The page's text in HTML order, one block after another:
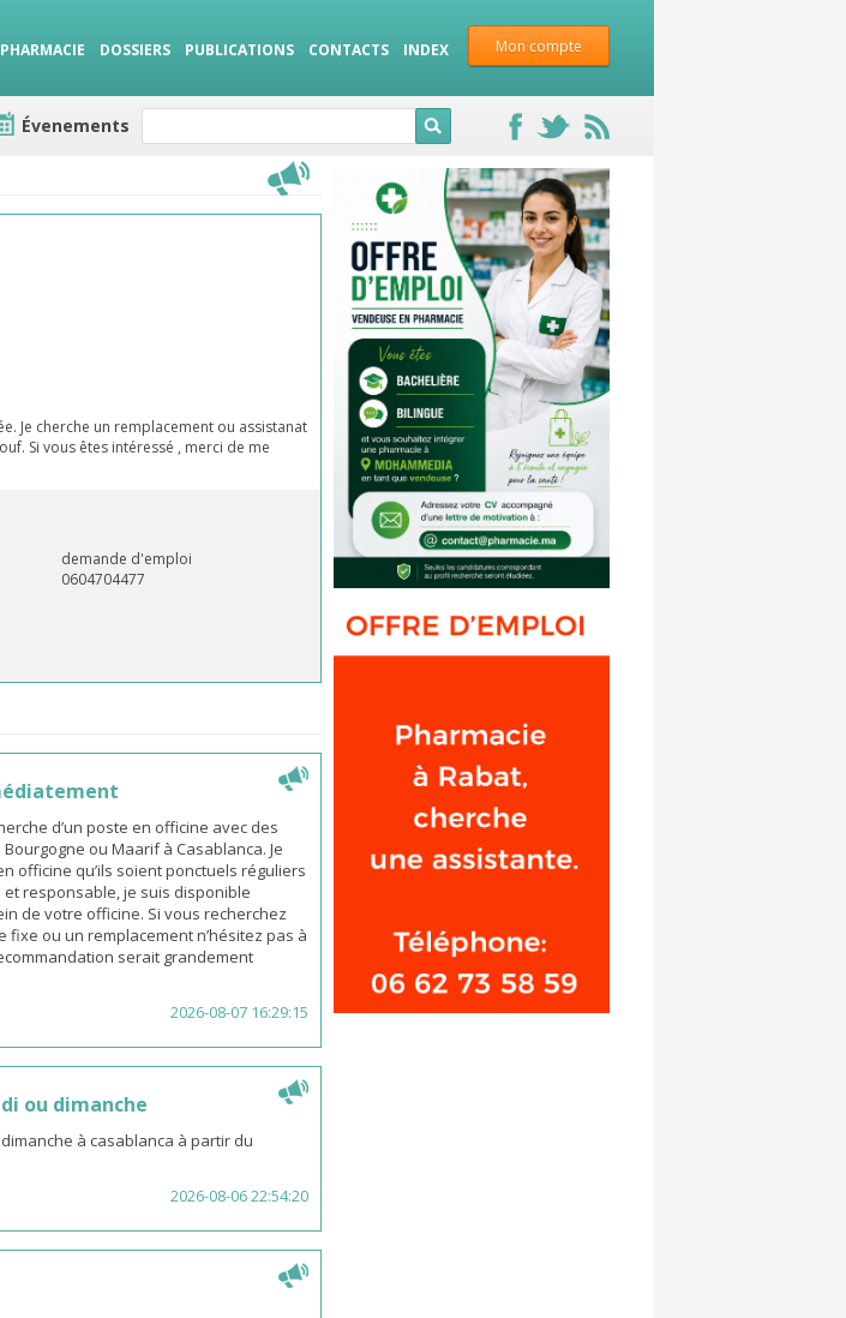
Mon compte
PHARMACIE DOSSIERS PUBLICATIONS CONTACTS INDEX
Évenements
Je cherche un remplacement ou assistanat
Si vous êtes intéressé , merci de me
demande d'emploi
0604704477
d’un poste en officine avec des
ou Maarif à Casablanca. Je
officine qu’ils soient ponctuels réguliers
responsable, je suis disponible
de votre officine. Si vous recherchez
ou un remplacement n’hésitez pas à
serait grandement
2026-08-07 16:29:15
ou dimanche
à casablanca à partir du
2026-08-06 22:54:20